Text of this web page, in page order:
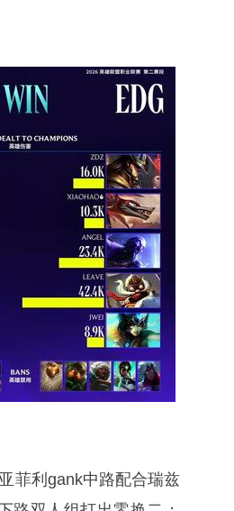
菲利gank中路配合瑞兹